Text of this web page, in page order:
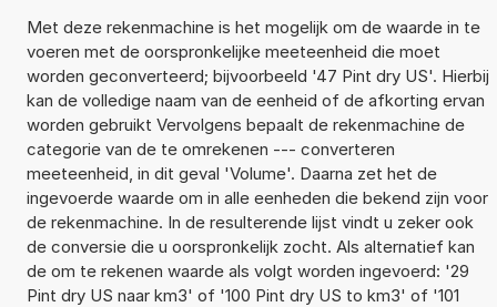
Met deze rekenmachine is het mogelijk om de waarde in te
voeren met de oorspronkelijke meeteenheid die moet
worden geconverteerd; bijvoorbeeld '47 Pint dry US'. Hierbij
kan de volledige naam van de eenheid of de afkorting ervan
worden gebruikt Vervolgens bepaalt de rekenmachine de
categorie van de te omrekenen --- converteren
meeteenheid, in dit geval 'Volume'. Daarna zet het de
ingevoerde waarde om in alle eenheden die bekend zijn voor
de rekenmachine. In de resulterende lijst vindt u zeker ook
de conversie die u oorspronkelijk zocht. Als alternatief kan
de om te rekenen waarde als volgt worden ingevoerd: '29
Pint dry US naar km3' of '100 Pint dry US to km3' of '101